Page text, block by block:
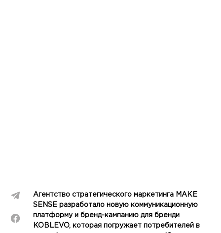
Агентство стратегического маркетинга MAKE
SENSE разработало новую коммуникационную
платформу и бренд-кампанию для бренди
KOBLEVO, которая погружает потребителей в